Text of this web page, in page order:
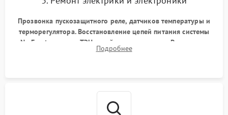
Прозвонка пускозащитного реле, датчиков температуры и
терморегулятора. Восстановление цепей питания системы
No Frost, включая ТЭН оттайки и вентилятор. Ремонт или
замена платы управления при сбоях алгоритмов.
Подробнее